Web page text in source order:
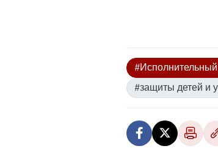
#защиты детей и